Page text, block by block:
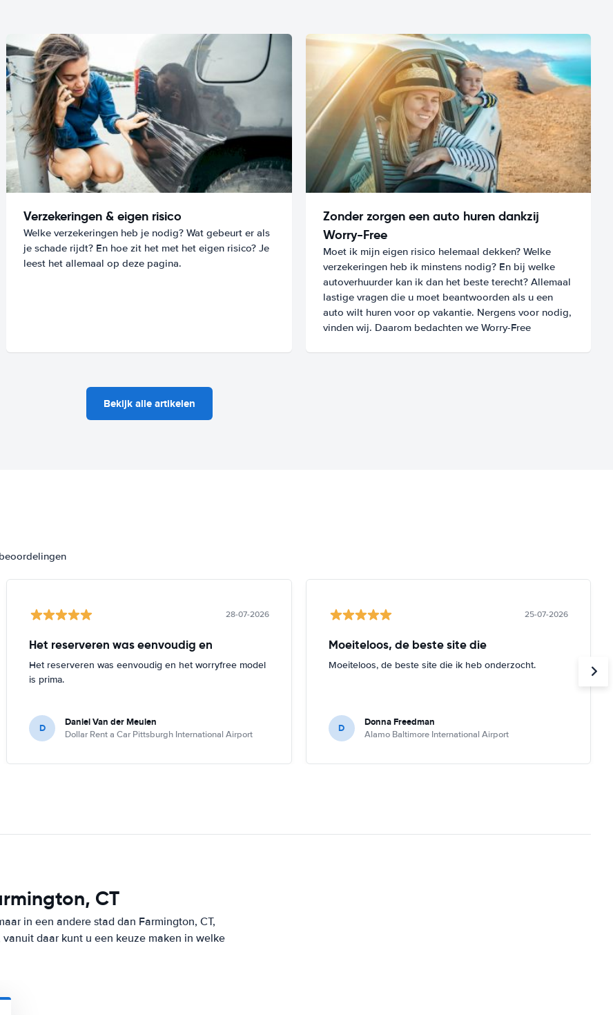
Verzekeringen & eigen risico
Welke verzekeringen heb je nodig? Wat gebeurt er als
je schade rijdt? En hoe zit het met het eigen risico? Je
leest het allemaal op deze pagina.
Zonder zorgen een auto huren dankzij
Worry-Free
Moet ik mijn eigen risico helemaal dekken? Welke
verzekeringen heb ik minstens nodig? En bij welke
autoverhuurder kan ik dan het beste terecht? Allemaal
lastige vragen die u moet beantwoorden als u een
auto wilt huren voor op vakantie. Nergens voor nodig,
vinden wij. Daarom bedachten we Worry-Free
Bekijk alle artikelen
28-07-2026
Het reserveren was eenvoudig en
Het reserveren was eenvoudig en het worryfree model
is prima.
D Daniel Van der Meulen
Dollar Rent a Car Pittsburgh International Airport
25-07-2026
Moeiteloos, de beste site die
Moeiteloos, de beste site die ik heb onderzocht.
D Donna Freedman
Alamo Baltimore International Airport
CT
in een andere stad dan Farmington, CT,
vanuit daar kunt u een keuze maken in welke